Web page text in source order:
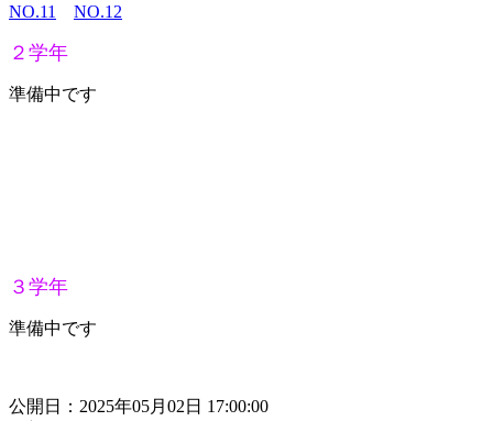
NO.11
NO.12
２学年
準備中です
３学年
準備中です
公開日：2025年05月02日 17:00:00